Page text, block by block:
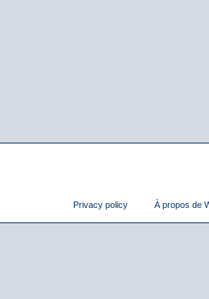
Privacy policy À propos de